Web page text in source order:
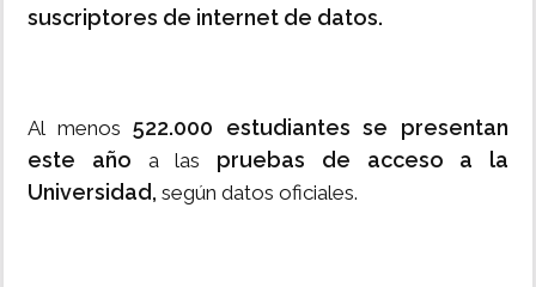
suscriptores de internet de datos.
Al menos522.000 estudiantes se presentan
este año a las pruebas de acceso a la
Universidad, según datos oficiales.